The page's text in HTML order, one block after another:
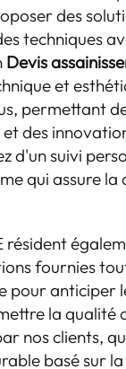
des
techniques
Devis
et
permettant
des
d'un suivi
qui assure
résident
fournies
pour anticiper
la qualité
nos clients,
basé sur